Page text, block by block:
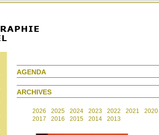
AGENDA
ARCHIVES
2026 2025 2024 2023 2022 2021 2020
2017
2016 2015 2014 2013